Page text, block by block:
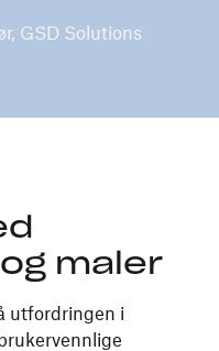
GSD Solutions
maler
utfordringen i